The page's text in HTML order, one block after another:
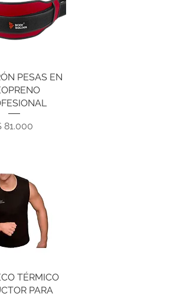
rápida
PESAS EN
Precio
81.000
rápida
TÉRMICO
PARA